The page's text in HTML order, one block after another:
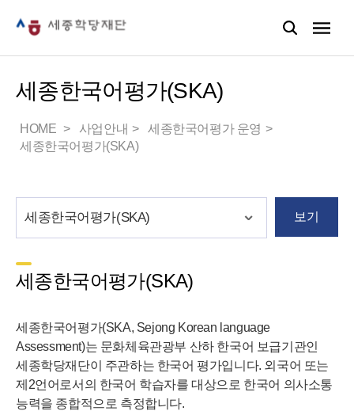
세종한국어평가(SKA)
HOME 사업안내
세종한국어평가 운영
세종한국어평가(SKA)
보기
세종한국어평가(SKA)
세종한국어평가(SKA, Sejong Korean language
Assessment)는 문화체육관광부 산하 한국어 보급기관인
세종학당재단이 주관하는 한국어 평가입니다. 외국어 또는
제2언어로서의 한국어 학습자를 대상으로 한국어 의사소통
능력을 종합적으로 측정합니다.